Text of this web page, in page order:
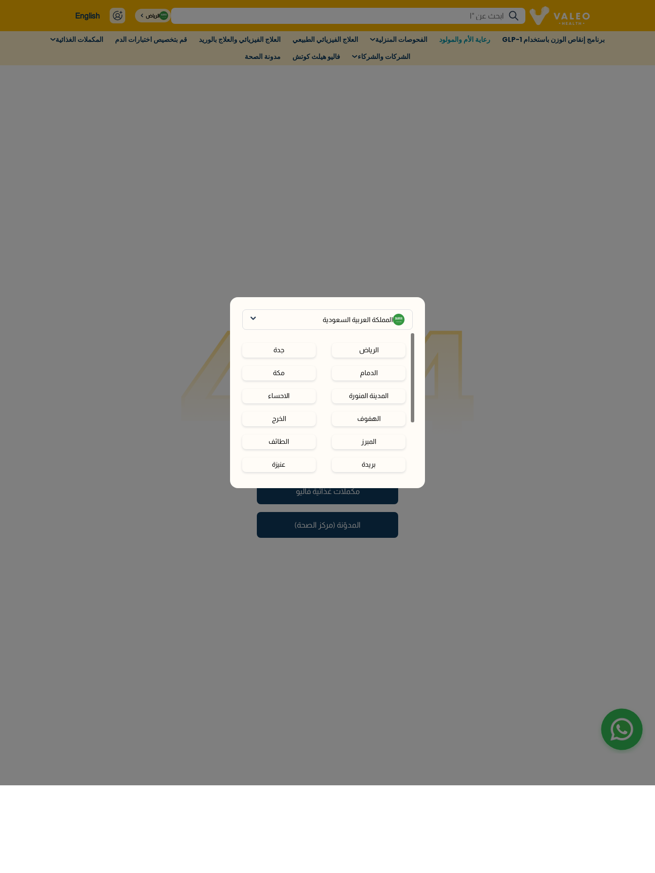
الرياض English
برنامج إنقاص الوزن باستخدام GLP-1 رعاية الأم والمولود الفحوصات المنزلية العلاج الفيزيائي الطبيعي العلاج الفيزيائي والعلاج بالوريد قم بتخصيص اختبارات الدم
المكملات الغذائية
الشركات والشركاء
فاليو هيلث كوتش مدونة الصحة
المملكة العربية السعودية
الرياض جدة
الدمام مكة
المدينة المنورة الاحساء
الهفوف‎ الخرج
المبرز الطائف
بريدة عنيزة
حائل الخبر
يبدو أن الصفحة اللي تبحث عنها تم نقلها أو لم تعد متوفرة.
في هذه الأثناء، تقدر تستكشف الصفحات التالية
مكملات غذائية فاليو
المدوّنة (مركز الصحة)